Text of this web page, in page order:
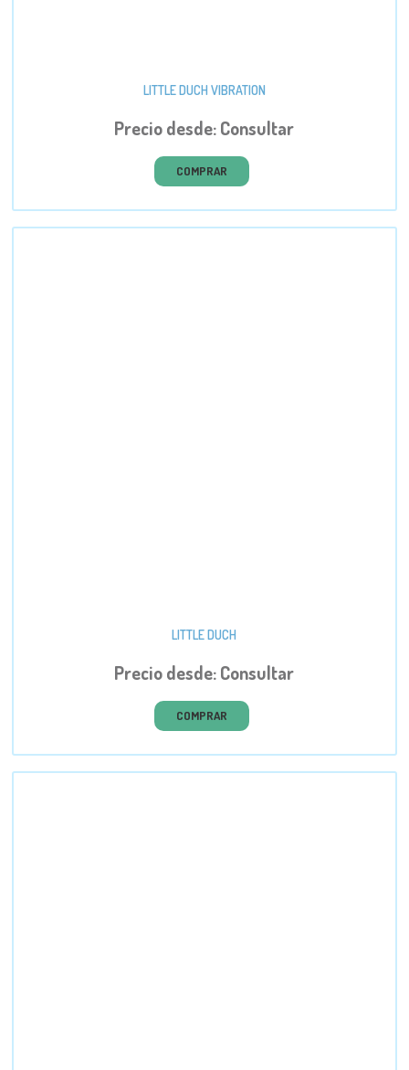
LITTLE DUCH VIBRATION
Precio desde: Consultar
COMPRAR
LITTLE DUCH
Precio desde: Consultar
COMPRAR